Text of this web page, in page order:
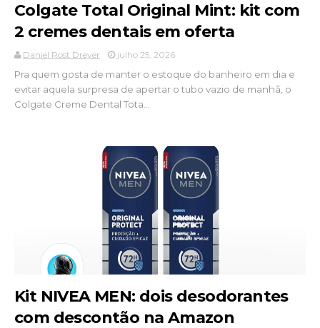
Colgate Total Original Mint: kit com
2 cremes dentais em oferta
Daniel Rost Dreyer julho 25, 2026
Pra quem gosta de manter o estoque do banheiro em dia e
evitar aquela surpresa de apertar o tubo vazio de manhã, o
Colgate Creme Dental Tota...
Kit NIVEA MEN: dois desodorantes
com descontão na Amazon